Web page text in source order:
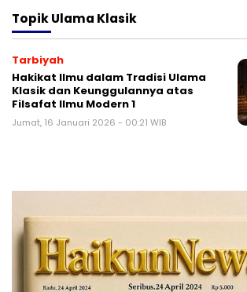
TopikUlama Klasik
Tarbiyah
Hakikat Ilmu dalam Tradisi Ulama
Klasik dan Keunggulannya atas
Filsafat Ilmu Modern 1
Jumat, 16 Januari 2026 - 00:21 WIB